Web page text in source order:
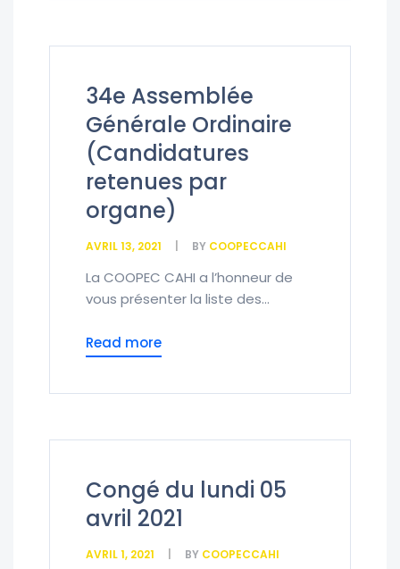
34e Assemblée
Générale Ordinaire
(Candidatures
retenues par
organe)
AVRIL 13, 2021 BY COOPECCAHI
La COOPEC CAHI a l’honneur de
vous présenter la liste des...
Read more
Congé du lundi 05
avril 2021
AVRIL 1, 2021 BY COOPECCAHI